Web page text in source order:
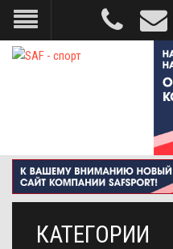
КАТЕГОРИИ